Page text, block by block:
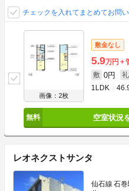
チェックを入れてまとめてお問
画像：2枚
敷金なし
5.9万円
敷 0円 礼
1LDK
空室状況
レオネクストサンタ
仙石線 石